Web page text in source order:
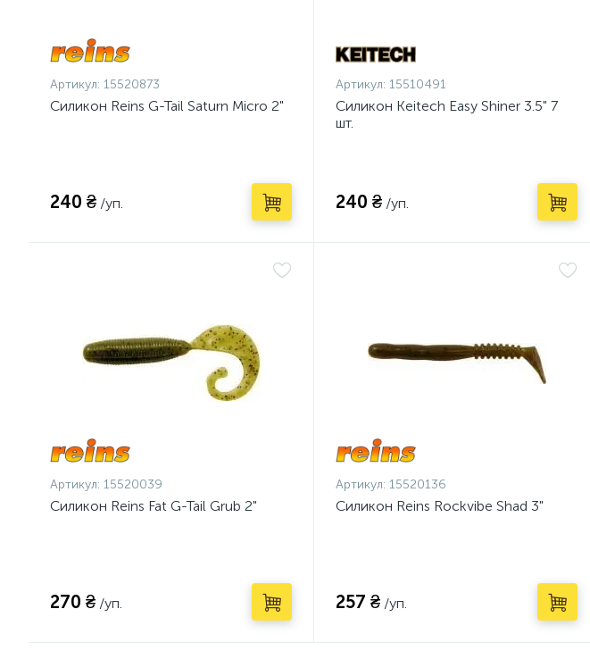
Артикул: 15520873
Силикон Reins G-Tail Saturn Micro 2"
240 ₴ /уп.
Артикул: 15510491
Силикон Keitech Easy Shiner 3.5" 7
шт.
240 ₴ /уп.
Артикул: 15520039
Силикон Reins Fat G-Tail Grub 2"
270 ₴ /уп.
Артикул: 15520136
Силикон Reins Rockvibe Shad 3"
257 ₴ /уп.